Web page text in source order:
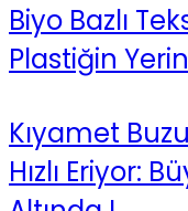
Biyo Bazlı
Plastiğin
Kıyamet
Hızlı Eriyor: